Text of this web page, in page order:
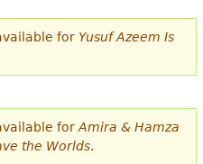
for Yusuf Azeem Is
for Amira & Hamza
the Worlds.